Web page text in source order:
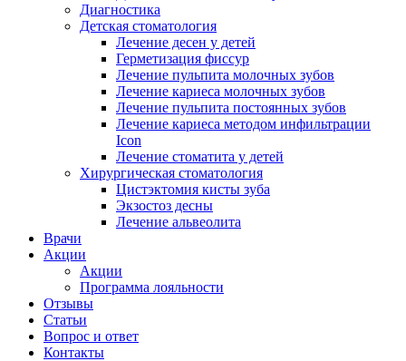
Диагностика
Детская стоматология
Лечение десен у детей
Герметизация фиссур
Лечение пульпита молочных зубов
Лечение кариеса молочных зубов
Лечение пульпита постоянных зубов
Лечение кариеса методом инфильтрации
Icon
Лечение стоматита у детей
Хирургическая стоматология
Цистэктомия кисты зуба
Экзостоз десны
Лечение альвеолита
Врачи
Акции
Акции
Программа лояльности
Отзывы
Статьи
Вопрос и ответ
Контакты